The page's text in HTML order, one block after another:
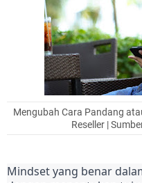
Mengubah Cara Pandang
Reseller |
Mindset yang benar